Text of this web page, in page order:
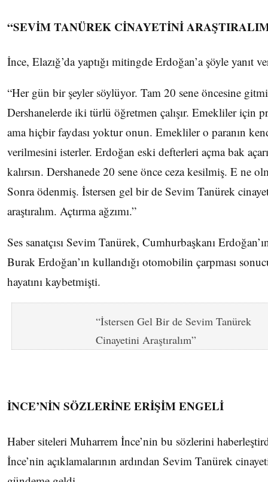
“SEVİM TANÜREK CİNAYETİNİ
İnce, Elazığ’da yaptığı mitingde Erdoğan’a şöyle yanıt
“Her gün bir şeyler söylüyor. Tam 20 sene öncesine
Dershanelerde iki türlü öğretmen çalışır. Emekliler için
ama hiçbir faydası yoktur onun. Emekliler o paranın
verilmesini isterler. Erdoğan eski defterleri açma bak
kalırsın. Dershanede 20 sene önce ceza kesilmiş. E ne
Sonra ödenmiş. İstersen gel bir de Sevim Tanürek
araştıralım. Açtırma ağzımı.”
Ses sanatçısı Sevim Tanürek, Cumhurbaşkanı
Burak Erdoğan’ın kullandığı otomobilin çarpması
hayatını kaybetmişti.
“İstersen Gel Bir de Sevim Tanürek
Cinayetini Araştıralım”
İNCE’NİN SÖZLERİNE ERİŞİM ENGELİ
Haber siteleri Muharrem İnce’nin bu sözlerini
İnce’nin açıklamalarının ardından Sevim Tanürek